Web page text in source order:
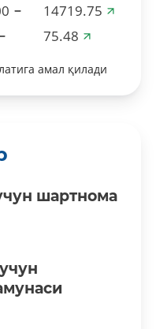
14719.75
75.48
амал қилади
шартнома